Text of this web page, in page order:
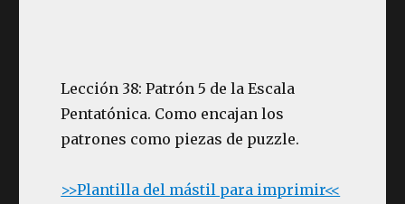
Lección 38: Patrón 5 de la Escala
Pentatónica. Como encajan los
patrones como piezas de puzzle.
>>Plantilla del mástil para imprimir<<